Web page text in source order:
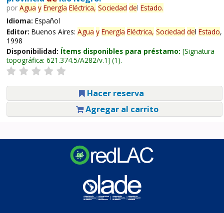
por Agua y Energía Eléctrica, Sociedad del Estado.
Idioma: Español
Editor: Buenos Aires: Agua y Energía Eléctrica, Sociedad del Estado,
1998
Disponibilidad: Ítems disponibles para préstamo: Signatura
topográfica: 621.374.5/A282/v.1 (1).
Hacer reserva
Agregar al carrito